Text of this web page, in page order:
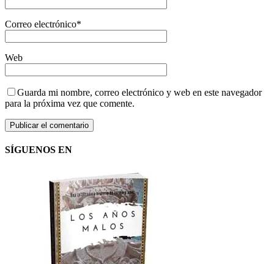
Correo electrónico*
Web
Guarda mi nombre, correo electrónico y web en este navegador
para la próxima vez que comente.
SÍGUENOS EN